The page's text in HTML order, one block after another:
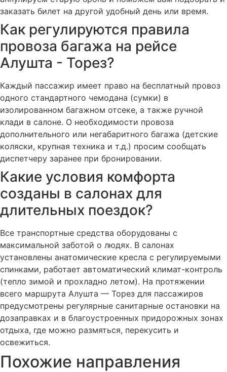
заказать билет на другой удобный день или время.
Как регулируются правила
провоза багажа на рейсе
Алушта - Торез?
Каждый пассажир имеет право на бесплатный провоз
одного стандартного чемодана (сумки) в
изолированном багажном отсеке, а также ручной
клади в салоне. О необходимости провоза
дополнительного или негабаритного багажа (детские
коляски, крупная техника и т.д.) просим сообщать
диспетчеру заранее при бронировании.
Какие условия комфорта
созданы в салонах для
длительных поездок?
Все транспортные средства оборудованы с
максимальной заботой о людях. В салонах
установлены анатомические кресла с регулируемыми
спинками, работает автоматический климат-контроль
(тепло зимой и прохладно летом). На протяжении
всего маршрута Алушта — Торез для пассажиров
предусмотрены регулярные санитарные остановки на
дозаправках и в благоустроенных придорожных зонах
отдыха, где можно размяться, перекусить и
освежиться.
Похожие направления